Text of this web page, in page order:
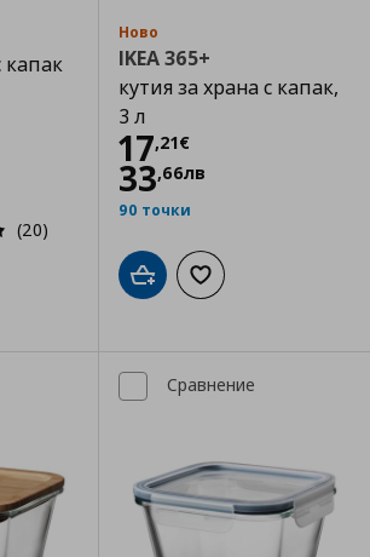
капак
(20)
списъка с любими
Ново
IKEA 365+
кутия за храна с капак,
3 л
17,21€
Цена
33,66лв
90 точки
Добави в кошницата
Добави към
Сравнение